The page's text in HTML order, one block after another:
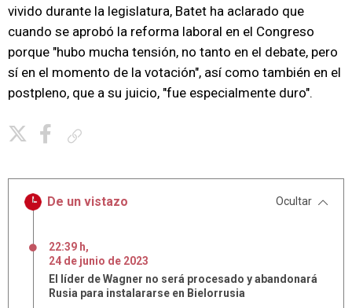
vivido durante la legislatura, Batet ha aclarado que
cuando se aprobó la reforma laboral en el Congreso
porque "hubo mucha tensión, no tanto en el debate, pero
sí en el momento de la votación", así como también en el
postpleno, que a su juicio, "fue especialmente duro".
De un vistazo Ocultar
22:39 h,
24 de junio de 2023
El líder de Wagner no será procesado y abandonará
Rusia para instalararse en Bielorrusia